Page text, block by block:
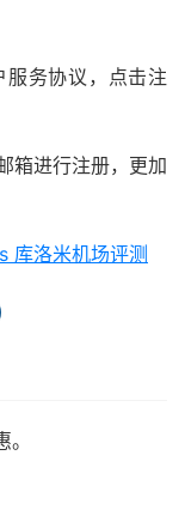
务协议，点击注
箱进行注册，更加
库洛米机场评测